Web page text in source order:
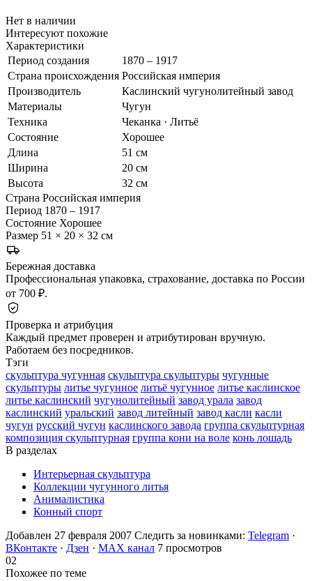
Нет в наличии
Интересуют похожие
Характеристики
Период создания
1870 – 1917
Страна происхождения Российская империя
Производитель
Каслинский чугунолитейный завод
Материалы
Чугун
Техника
Чеканка · Литьё
Состояние
Хорошее
Длина
51 см
Ширина
20 см
Высота
32 см
Страна Российская империя
Период 1870 – 1917
Состояние Хорошее
Размер 51 × 20 × 32 см
Бережная доставка
Профессиональная упаковка, страхование, доставка по России
от 700 ₽.
Проверка и атрибуция
Каждый предмет проверен и атрибутирован вручную.
Работаем без посредников.
Тэги
скульптура чугунная скульптура скульптуры чугунные
скульптуры литье чугунное литьё чугунное литье каслинское
литье каслинский чугунолитейный завод урала завод
каслинский уральский завод литейный завод касли касли
чугун русский чугун каслинского завода группа скульптурная
композиция скульптурная группа кони на воле конь лошадь
В разделах
Интерьерная скульптура
Коллекции чугунного литья
Анималистика
Конный спорт
Добавлен 27 февраля 2007 Следить за новинками: Telegram ·
ВКонтакте · Дзен · MAX канал 7 просмотров
02
Похожее по теме